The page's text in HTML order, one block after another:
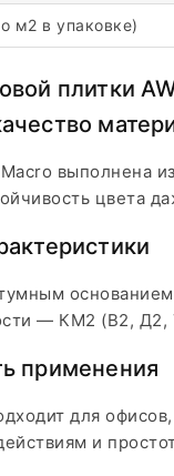
м2 в упаковке)
плитки
Macro выполнена
цвета
— КМ2 (В2, Д2,
применения
для
и